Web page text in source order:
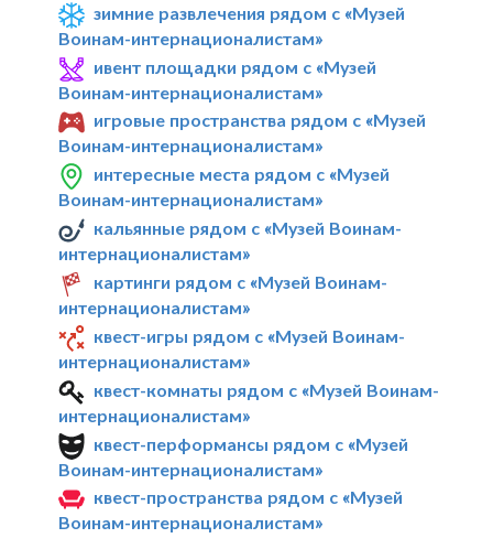
зимние развлечения рядом с «Музей
Воинам-интернационалистам»
ивент площадки рядом с «Музей
Воинам-интернационалистам»
игровые пространства рядом с «Музей
Воинам-интернационалистам»
интересные места рядом с «Музей
Воинам-интернационалистам»
кальянные рядом с «Музей Воинам-
интернационалистам»
картинги рядом с «Музей Воинам-
интернационалистам»
квест-игры рядом с «Музей Воинам-
интернационалистам»
квест-комнаты рядом с «Музей Воинам-
интернационалистам»
квест-перформансы рядом с «Музей
Воинам-интернационалистам»
квест-пространства рядом с «Музей
Воинам-интернационалистам»